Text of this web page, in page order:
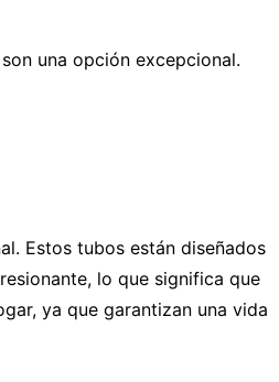
son una opción excepcional.
Estos tubos están diseñados
lo que significa que
ya que garantizan una vida